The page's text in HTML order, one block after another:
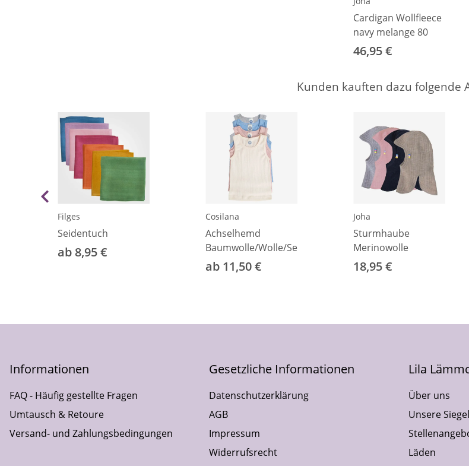
Cardigan Wollfleece
navy melange 80
46,95 €
Kunden kauften dazu folgende
Filges
Seidentuch
ab 8,95 €
Cosilana
Achselhemd
Baumwolle/Wolle/Seide
ab 11,50 €
Joha
Sturmhaube
Merinowolle
18,95 €
Informationen
FAQ - Häufig gestellte Fragen
Umtausch & Retoure
Versand- und Zahlungsbedingungen
Gesetzliche Informationen
Datenschutzerklärung
AGB
Impressum
Widerrufsrecht
Lila
Über uns
Unsere
Läden